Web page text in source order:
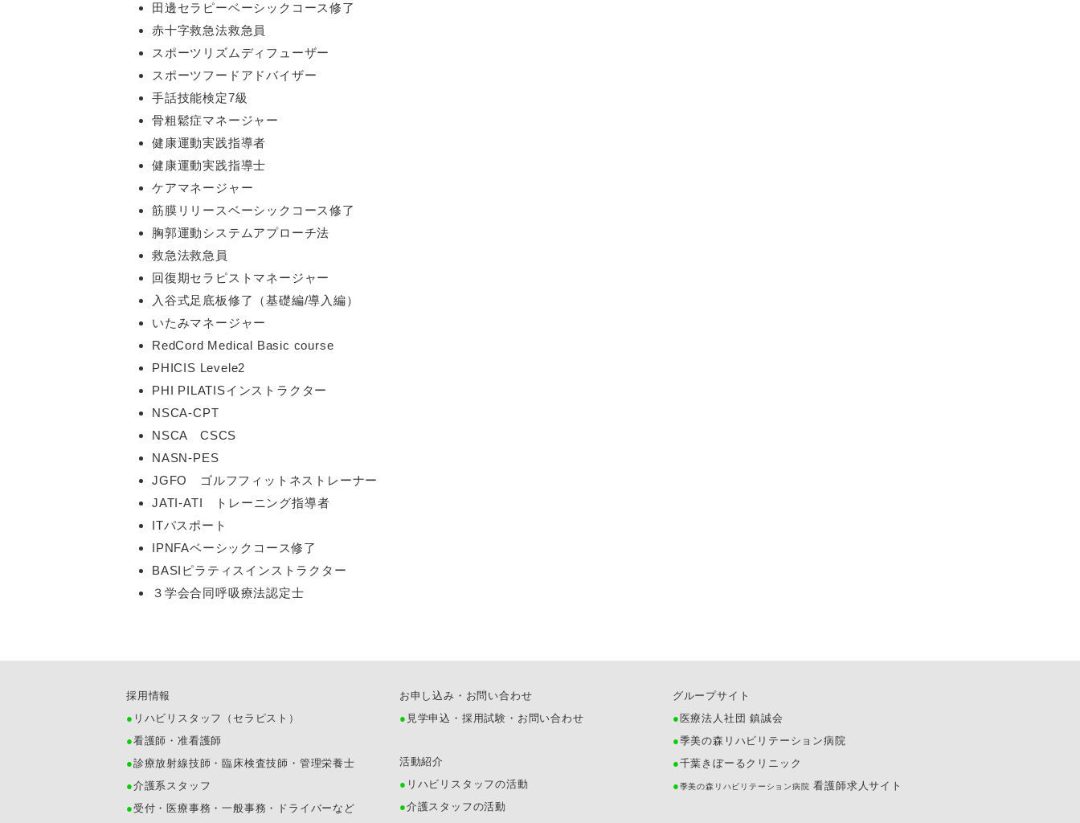
田邊セラピーベーシックコース修了
赤十字救急法救急員
スポーツリズムディフューザー
スポーツフードアドバイザー
手話技能検定7級
骨粗鬆症マネージャー
健康運動実践指導者
健康運動実践指導士
ケアマネージャー
筋膜リリースベーシックコース修了
胸郭運動システムアプローチ法
救急法救急員
回復期セラピストマネージャー
入谷式足底板修了（基礎編/導入編）
いたみマネージャー
RedCord Medical Basic course
PHICIS Levele2
PHI PILATISインストラクター
NSCA-CPT
NSCA CSCS
NASN-PES
JGFO ゴルフフィットネストレーナー
JATI-ATI トレーニング指導者
ITパスポート
IPNFAベーシックコース修了
BASIピラティスインストラクター
３学会合同呼吸療法認定士
採用情報
リハビリスタッフ（セラピスト）
看護師・准看護師
診療放射線技師・臨床検査技師・管理栄養士
介護系スタッフ
受付・医療事務・一般事務・ドライバーなど
お申し込み・お問い合わせ
見学申込・採用試験・お問い合わせ
活動紹介
リハビリスタッフの活動
介護スタッフの活動
グループサイト
医療法人社団 鎮誠会
季美の森リハビリテーション病院
千葉きぼーるクリニック
季美の森リハビリテーション病院 看護師求人サイト